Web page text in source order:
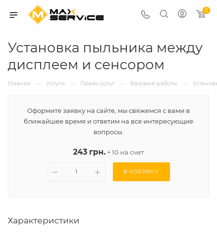
0
Установка пыльника между
дисплеем и сенсором
Главная — Услуги — Прайс услуг — Базовые работы —
Оформите заявку на сайте, мы свяжемся с вами в
ближайшее время и ответим на все интересующие
вопросы.
243 грн. + 10 на счет
В КОРЗИНУ
Характеристики